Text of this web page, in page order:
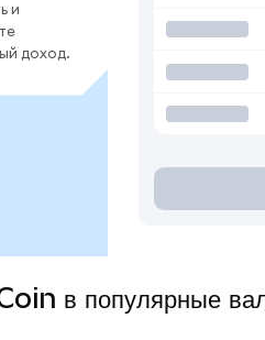
и
доход.
в популярные